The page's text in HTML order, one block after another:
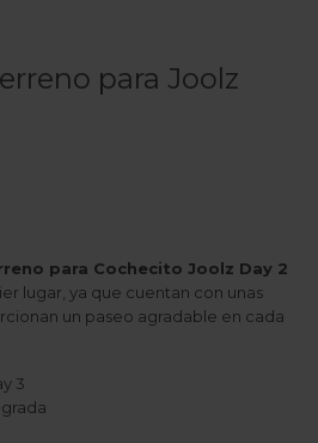
para Joolz
para Cochecito Joolz Day 2
lugar, ya que cuentan con unas
un paseo agradable en cada
3